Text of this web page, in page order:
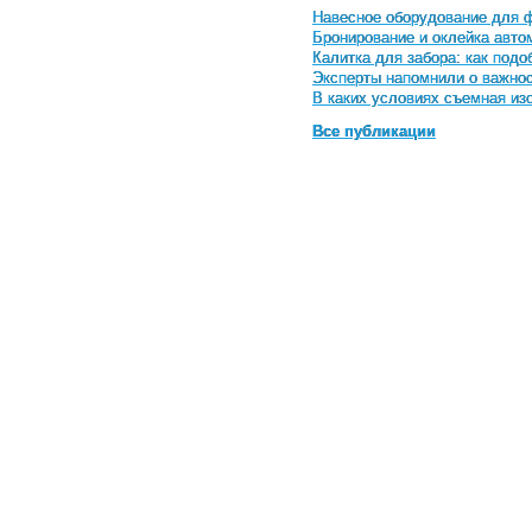
Навесное оборудование для
Бронирование и оклейка
Калитка для забора: как
Эксперты напомнили о
В каких условиях съемная
Все публикации